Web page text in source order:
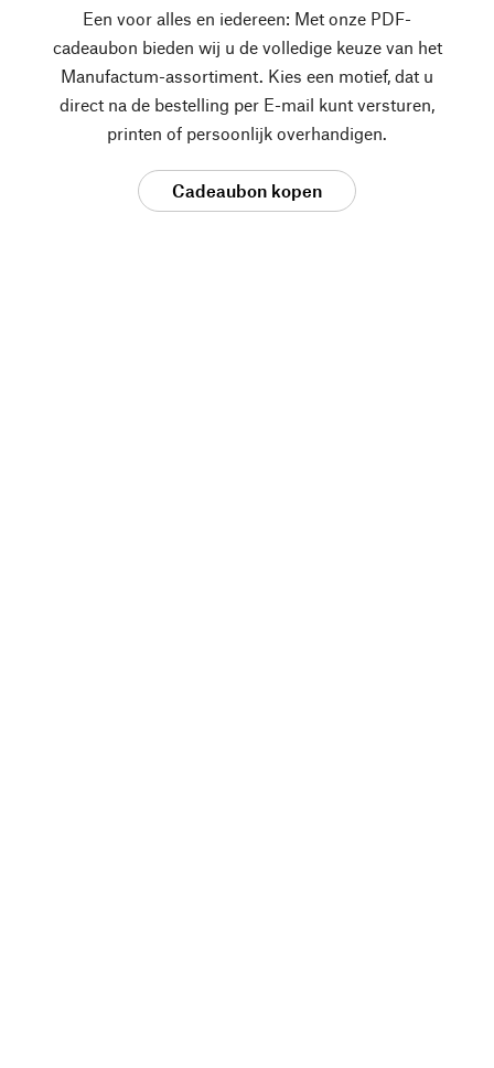
Een voor alles en iedereen: Met onze PDF-
cadeaubon bieden wij u de volledige keuze van het
Manufactum-assortiment. Kies een motief, dat u
direct na de bestelling per E-mail kunt versturen,
printen of persoonlijk overhandigen.
Cadeaubon kopen